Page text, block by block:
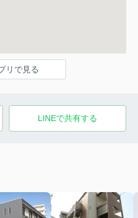
リで見る
LINEで共有する